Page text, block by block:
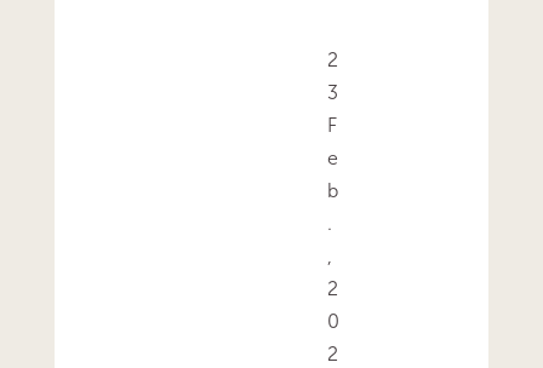
2
3
F
e
b
.
,
2
0
2